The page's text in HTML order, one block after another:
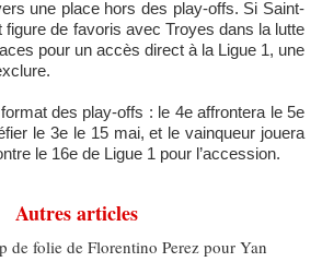
une place hors des play-offs. Si Saint-
figure de favoris avec Troyes dans la lutte
pour un accès direct à la Ligue 1, une
des play-offs : le 4e affrontera le 5e
le 3e le 15 mai, et le vainqueur jouera
le 16e de Ligue 1 pour l’accession.
Autres articles
de folie de Florentino Perez pour Yan